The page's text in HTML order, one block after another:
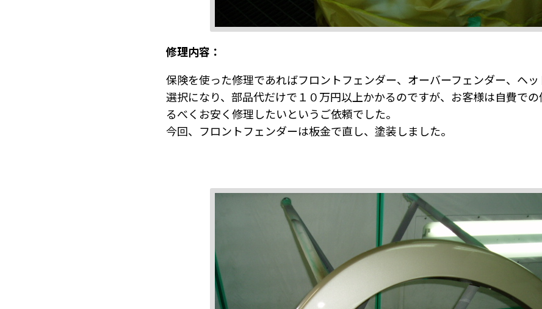
修理内容：
保険を使った修理であればフロントフェンダー、オーバーフェンダー、ヘ
選択になり、部品代だけで１０万円以上かかるのですが、お客様は自費で
るべくお安く修理したいというご依頼でした。
今回、フロントフェンダーは板金で直し、塗装しました。